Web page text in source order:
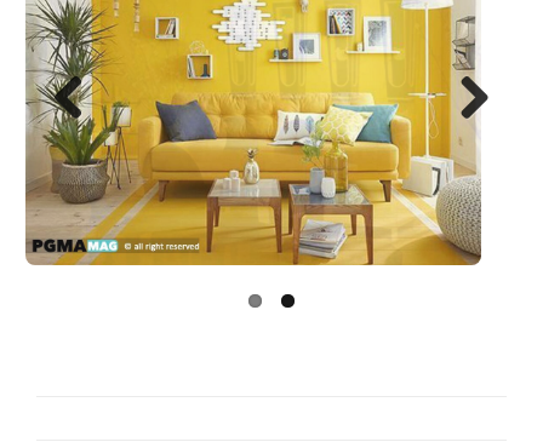
Previo
us
Next